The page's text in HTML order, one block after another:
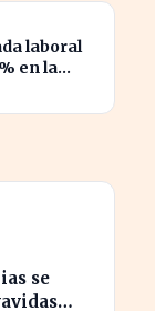
laboral
en la
se